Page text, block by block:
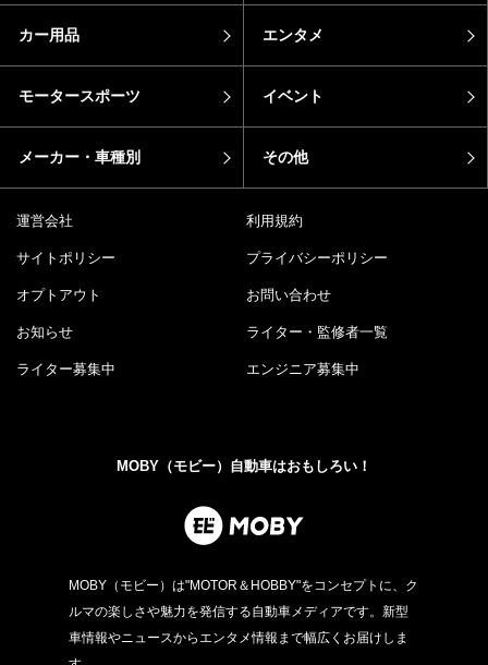
カー用品 エンタメ
モータースポーツ イベント
メーカー・車種別 その他
運営会社 利用規約
サイトポリシー プライバシーポリシー
オプトアウト お問い合わせ
お知らせ ライター・監修者一覧
ライター募集中 エンジニア募集中
MOBY（モビー）自動車はおもしろい！
MOBY（モビー）は"MOTOR＆HOBBY"をコンセプトに、ク
ルマの楽しさや魅力を発信する自動車メディアです。新型
車情報やニュースからエンタメ情報まで幅広くお届けしま